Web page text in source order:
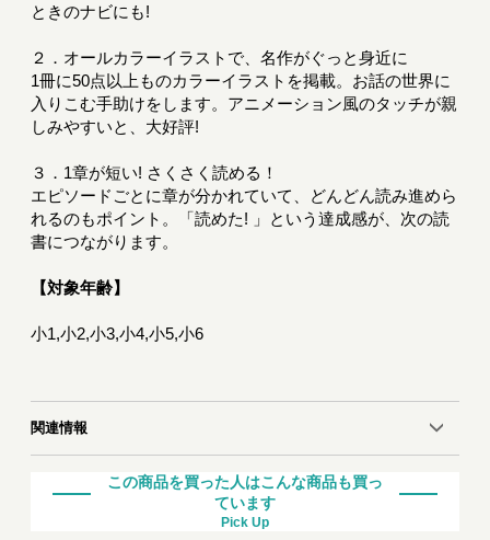
ときのナビにも!
２．オールカラーイラストで、名作がぐっと身近に
1冊に50点以上ものカラーイラストを掲載。お話の世界に
入りこむ手助けをします。アニメーション風のタッチが親
しみやすいと、大好評!
３．1章が短い! さくさく読める！
エピソードごとに章が分かれていて、どんどん読み進めら
れるのもポイント。「読めた! 」という達成感が、次の読
書につながります。
【対象年齢】
小1,小2,小3,小4,小5,小6
関連情報
この商品を買った人はこんな商品も買っ
ています
Pick Up